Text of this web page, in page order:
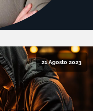
21 Agosto 2023